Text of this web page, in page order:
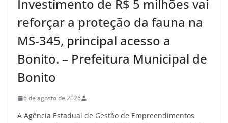
Investimento de R$ 5 milhões vai
reforçar a proteção da fauna na
MS-345, principal acesso a
Bonito. – Prefeitura Municipal de
Bonito
6 de agosto de 2026
A Agência Estadual de Gestão de Empreendimentos